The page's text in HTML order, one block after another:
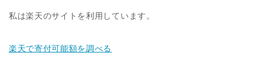
私は楽天のサイトを利用しています。
楽天で寄付可能額を調べる